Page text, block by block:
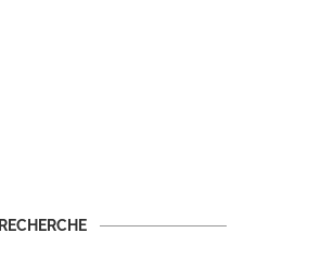
RECHERCHE